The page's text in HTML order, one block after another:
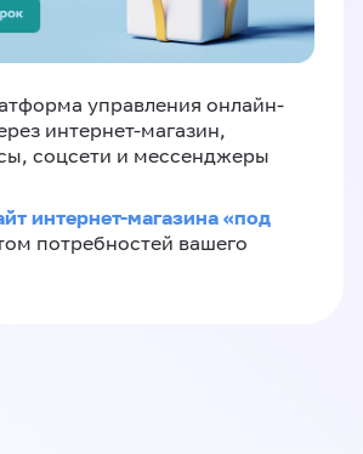
управления онлайн-
интернет-магазин,
соцсети и мессенджеры
интернет-магазина «под
потребностей вашего